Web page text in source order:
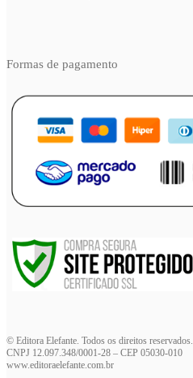
Formas de pagamento
© Editora Elefante. Todos os direitos reservados.
CNPJ 12.097.348/0001-28 – CEP 05030-010
www.editoraelefante.com.br